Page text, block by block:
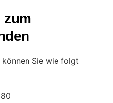
zum
können Sie wie folgt